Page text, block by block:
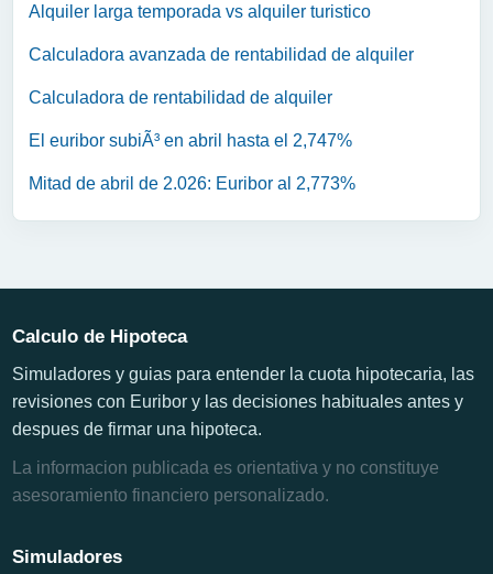
Alquiler larga temporada vs alquiler turistico
Calculadora avanzada de rentabilidad de alquiler
Calculadora de rentabilidad de alquiler
El euribor subiÃ³ en abril hasta el 2,747%
Mitad de abril de 2.026: Euribor al 2,773%
Calculo de Hipoteca
Simuladores y guias para entender la cuota hipotecaria, las
revisiones con Euribor y las decisiones habituales antes y
despues de firmar una hipoteca.
La informacion publicada es orientativa y no constituye
asesoramiento financiero personalizado.
Simuladores